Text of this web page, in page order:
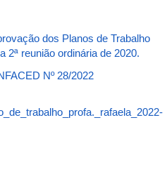
dos Planos de Trabalho
2ª reunião ordinária de 2020.
Nº 28/2022